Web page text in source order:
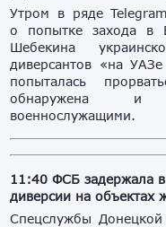
Утром в ряде
о попытке захода в
Шебекина
диверсантов «на
попыталась
обнаружена и
военнослужащими.
11:40 ФСБ задержала
диверсии на объектах
Спецслужбы Донецкой